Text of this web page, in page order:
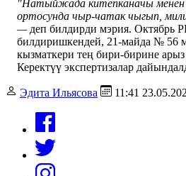
"Натыйжада китепканачы менен
ортосунда чыр-чатак чыгып,
—деп билдирди мэрия. Октябрь
билдиришкендей, 21-майда № 56
кызматкери тең бири-бирине
Керектүү экспертизалар
Эдита Ильясова 11:41